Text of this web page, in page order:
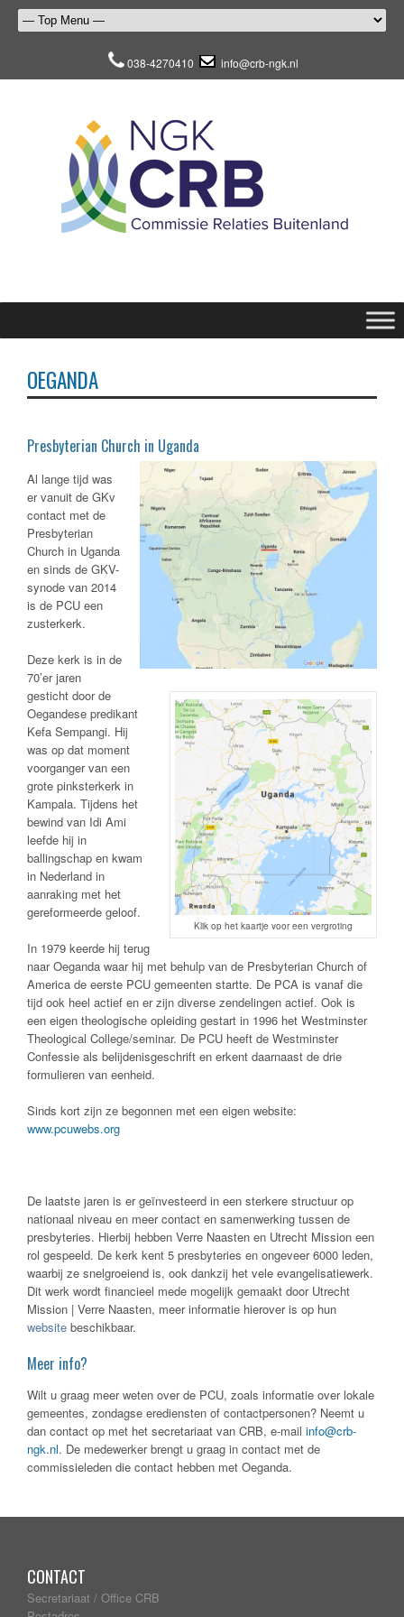
038-4270410 info@crb-ngk.nl
OEGANDA
Presbyterian Church in Uganda
Klik op het kaartje voor een vergroting
Al lange tijd was
er vanuit de GKv
contact met de
Presbyterian
Church in Uganda
en sinds de GKV-
synode van 2014
is de PCU een
zusterkerk.
Deze kerk is in de
70’er jaren
gesticht door de
Oegandese predikant
Kefa Sempangi. Hij
was op dat moment
voorganger van een
grote pinksterkerk in
Kampala. Tijdens het
bewind van Idi Ami
leefde hij in
ballingschap en kwam
in Nederland in
aanraking met het
gereformeerde geloof.
In 1979 keerde hij terug
naar Oeganda waar hij met behulp van de Presbyterian Church of
America de eerste PCU gemeenten startte. De PCA is vanaf die
tijd ook heel actief en er zijn diverse zendelingen actief. Ook is
een eigen theologische opleiding gestart in 1996 het Westminster
Theological College/seminar. De PCU heeft de Westminster
Confessie als belijdenisgeschrift en erkent daarnaast de drie
formulieren van eenheid.
Sinds kort zijn ze begonnen met een eigen website:
www.pcuwebs.org
De laatste jaren is er geïnvesteerd in een sterkere structuur op
nationaal niveau en meer contact en samenwerking tussen de
presbyteries. Hierbij hebben Verre Naasten en Utrecht Mission een
rol gespeeld. De kerk kent 5 presbyteries en ongeveer 6000 leden,
waarbij ze snelgroeiend is, ook dankzij het vele evangelisatiewerk.
Dit werk wordt financieel mede mogelijk gemaakt door Utrecht
Mission | Verre Naasten, meer informatie hierover is op hun
website beschikbaar.
Meer info?
Wilt u graag meer weten over de PCU, zoals informatie over lokale
gemeentes, zondagse erediensten of contactpersonen? Neemt u
dan contact op met het secretariaat van CRB, e-mail info@crb-
ngk.nl. De medewerker brengt u graag in contact met de
commissieleden die contact hebben met Oeganda.
CONTACT
Secretariaat / Office CRB